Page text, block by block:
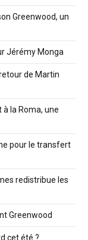
Greenwood, un
Jérémy Monga
de Martin
la Roma, une
pour le transfert
redistribue les
Greenwood
cet été ?